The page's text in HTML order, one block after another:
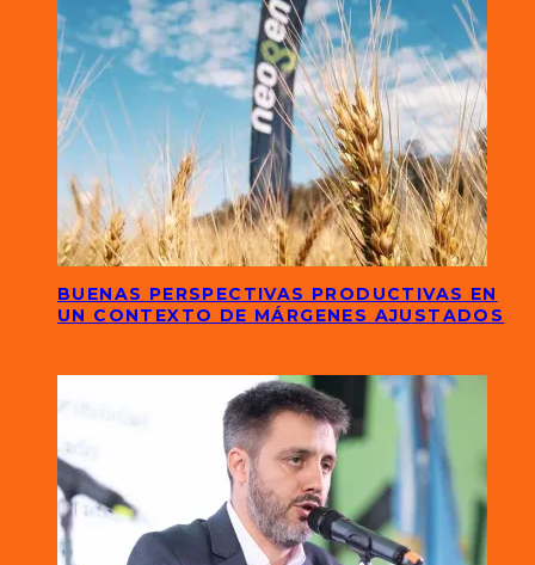
BUENAS PERSPECTIVAS PRODUCTIVAS EN
UN CONTEXTO DE MÁRGENES AJUSTADOS